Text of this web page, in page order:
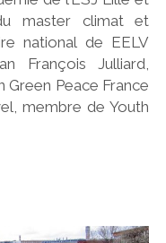
master climat et
national de EELV
François Julliard,
Green Peace France
membre de Youth